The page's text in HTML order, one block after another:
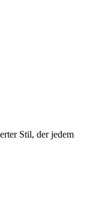
Stil, der jedem